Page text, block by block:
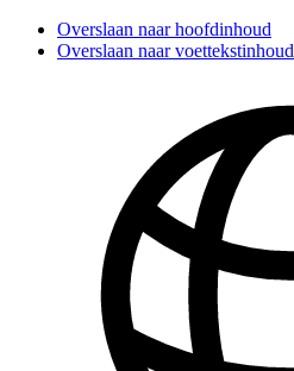
Overslaan naar hoofdinhoud
Overslaan naar voettekstinhoud